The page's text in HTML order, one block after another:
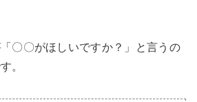
〇〇がほしいですか？」と言うの
。